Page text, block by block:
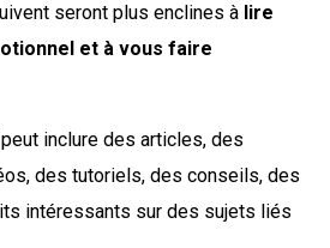
seront plus enclines à lire
et à vous faire
inclure des articles, des
des tutoriels, des conseils, des
intéressants sur des sujets liés